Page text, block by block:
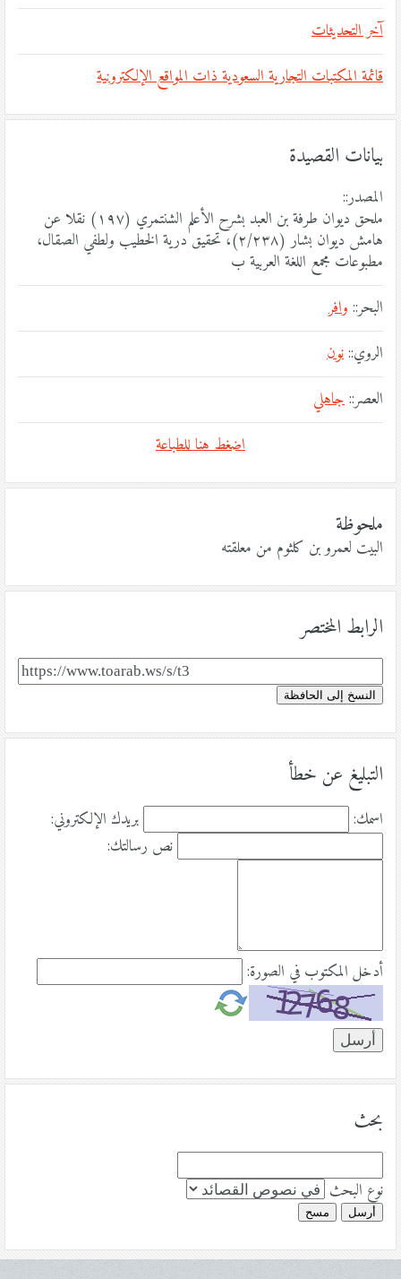
آخر التحديثات
قائمة المكتبات التجارية السعودية ذات المواقع الإلكترونية
بيانات القصيدة
المصدر::
ملحق ديوان طرفة بن العبد بشرح الأعلم الشنتمري (١٩٧) نقلا عن
هامش ديوان بشار (٢/٢٣٨)، تحقيق درية الخطيب ولطفي الصقال،
مطبوعات مجمع اللغة العربية ب
البحر:: وافر
الروي::نون
العصر::جاهلي
اضغط هنا للطباعة
ملحوظة
البيت لعمرو بن كلثوم من معلقته
الرابط المختصر
النسخ إلى الحافظة
التبليغ عن خطأ
اسمك:
بريدك الإلكتروني:
نص رسالتك:
أدخل المكتوب في الصورة:
بحث
نوع البحث
أرسل مسح